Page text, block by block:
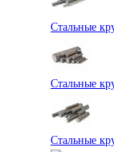
Стальные
Стальные
Стальные